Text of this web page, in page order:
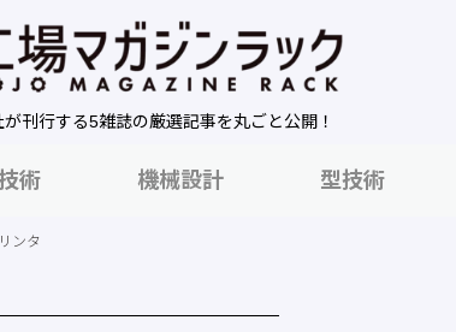
が刊行する5雑誌の厳選記事を丸ごと公開！
術 機械設計 型技術
ンラック｜日刊工業新聞社
ンタ